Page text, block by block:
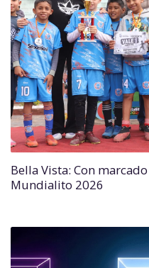
Bella Vista: Con
Mundialito 2026